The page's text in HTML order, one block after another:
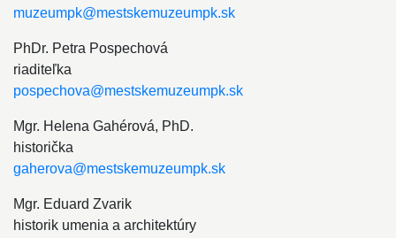
muzeumpk@mestskemuzeumpk.sk
PhDr. Petra Pospechová
riaditeľka
pospechova@mestskemuzeumpk.sk
Mgr. Helena Gahérová, PhD.
historička
gaherova@mestskemuzeumpk.sk
Mgr. Eduard Zvarik
historik umenia a architektúry